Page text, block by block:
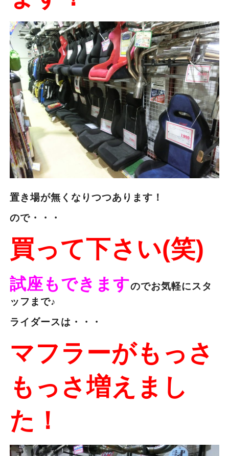
置き場が無くなりつつあります！
ので・・・
買って下さい(笑)
試座もできますのでお気軽にスタ
ッフまで♪
ライダースは・・・
マフラーがもっさ
もっさ増えまし
た！